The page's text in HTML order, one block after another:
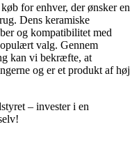
for enhver, der ønsker en
Dens keramiske
og kompatibilitet med
valg. Gennem
kan vi bekræfte, at
og er et produkt af høj
– invester i en